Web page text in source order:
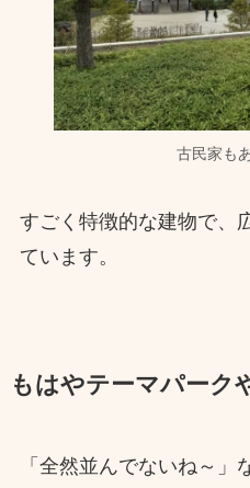
古民家も
すごく特徴的な建物で、
ています。
もはやテーマパーク
「全然並んでないね～」